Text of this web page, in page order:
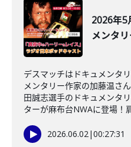
2026年5
メンタリ
デスマッチはドキュメンタ
メンタリー作家の加藤温さ
田誠志選手のドキュメンタ
ターが麻布台NWAに登場！
2026.06.02|00:27:31